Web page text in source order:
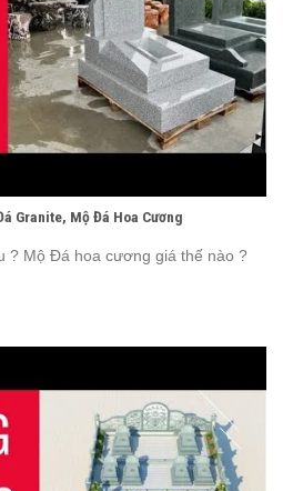
Granite, Mộ Đá Hoa Cương
? Mộ Đá hoa cương giá thế nào ?